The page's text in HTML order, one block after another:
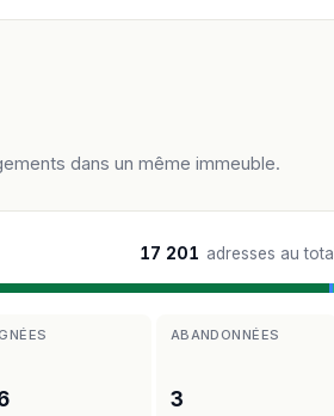
dans un même immeuble.
17 201 adresses au total
ABANDONNÉES
3